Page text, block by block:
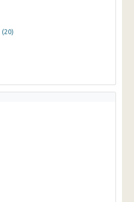
(20)